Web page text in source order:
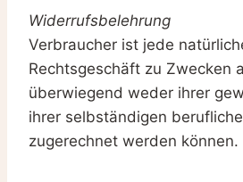
Widerrufsbelehrung
Verbraucher ist jede
Rechtsgeschäft zu Zwecken
überwiegend weder ihrer
ihrer selbständigen
zugerechnet werden können.